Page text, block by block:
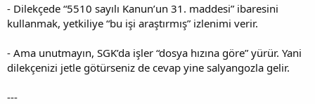
- Dilekçede “5510 sayılı Kanun’un 31. maddesi” ibaresini
kullanmak, yetkiliye “bu işi araştırmış” izlenimi verir.
- Ama unutmayın, SGK’da işler “dosya hızına göre” yürür. Yani
dilekçenizi jetle götürseniz de cevap yine salyangozla gelir.
---